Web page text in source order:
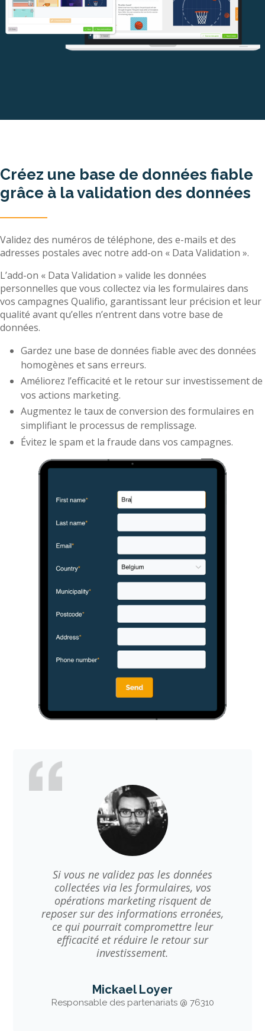
Créez une base de données fiable
grâce à la validation des données
Validez des numéros de téléphone, des e-mails et des
adresses postales avec notre add-on « Data Validation ».
L’add-on « Data Validation » valide les données
personnelles que vous collectez via les formulaires dans
vos campagnes Qualifio, garantissant leur précision et leur
qualité avant qu’elles n’entrent dans votre base de
données.
Gardez une base de données fiable avec des données
homogènes et sans erreurs.
Améliorez l’efficacité et le retour sur investissement de
vos actions marketing.
Augmentez le taux de conversion des formulaires en
simplifiant le processus de remplissage.
Évitez le spam et la fraude dans vos campagnes.
Si vous ne validez pas les données
collectées via les formulaires, vos
opérations marketing risquent de
reposer sur des informations erronées,
ce qui pourrait compromettre leur
efficacité et réduire le retour sur
investissement.
Mickael Loyer
Responsable des partenariats @ 76310